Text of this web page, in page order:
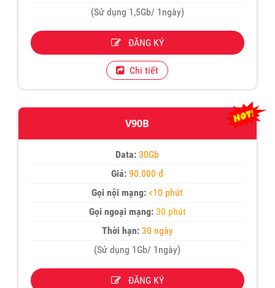
(Sử dụng 1,5Gb/ 1ngày)
ĐĂNG KÝ
Chi tiết
V90B
Data: 30Gb
Giá:90.000 đ
Gọi nội mạng: <10 phút
Gọi ngoại mạng: 30 phút
Thời hạn:30 ngày
(Sử dụng 1Gb/ 1ngày)
ĐĂNG KÝ